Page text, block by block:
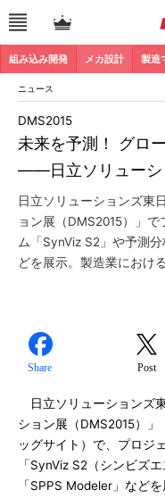
組み込み開発 メカ設計 製造
ニュース
未来を予測！ グロ
――日立ソリューシ
DMS2015
日立ソリューションズ東
ョン展（DMS2015）」
ム「SynViz S2」や予測
どを展示。製造業におけ
Share Post
日立ソリューションズ
ション展（DMS2015）
ッグサイト）で、プロジ
「SynViz S2（シンビズ
「SPPS Modeler」など